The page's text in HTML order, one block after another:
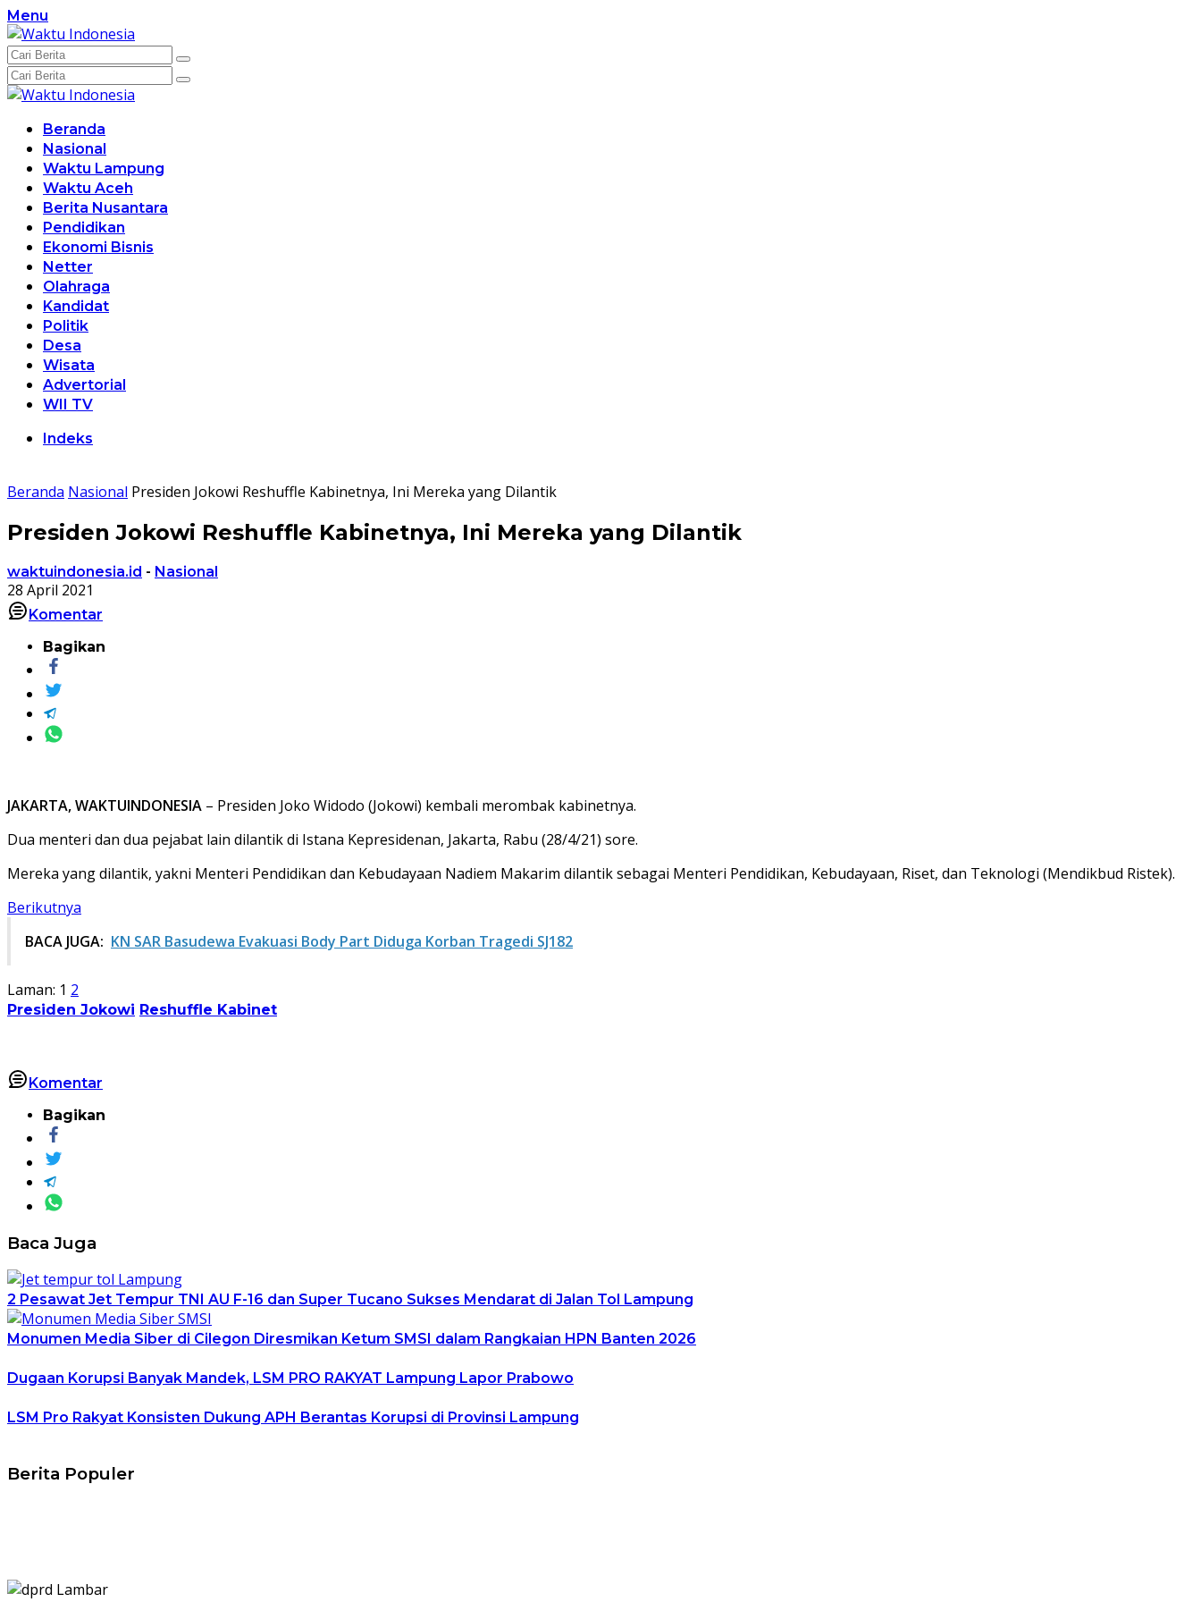
Langsung
ke
konten
Menu
Beranda
Nasional
Waktu Lampung
Waktu Aceh
Berita Nusantara
Pendidikan
Ekonomi Bisnis
Netter
Olahraga
Kandidat
Politik
Desa
Wisata
Advertorial
WII TV
Indeks
Beranda Nasional Presiden Jokowi Reshuffle Kabinetnya, Ini Mereka yang Dilantik
Presiden Jokowi Reshuffle Kabinetnya, Ini Mereka yang Dilantik
waktuindonesia.id - Nasional
28 April 2021
Komentar
Bagikan
JAKARTA, WAKTUINDONESIA – Presiden Joko Widodo (Jokowi) kembali merombak kabinetnya.
Dua menteri dan dua pejabat lain dilantik di Istana Kepresidenan, Jakarta, Rabu (28/4/21) sore.
Mereka yang dilantik, yakni Menteri Pendidikan dan Kebudayaan Nadiem Makarim dilantik sebagai Menteri Pendidikan, Kebudayaan, Riset, dan Teknologi (Mendikbud Ristek).
Berikutnya
BACA JUGA: KN SAR Basudewa Evakuasi Body Part Diduga Korban Tragedi SJ182
Laman: 1 2
Presiden Jokowi Reshuffle Kabinet
Komentar
Bagikan
Baca Juga
2 Pesawat Jet Tempur TNI AU F-16 dan Super Tucano Sukses Mendarat di Jalan Tol Lampung
Monumen Media Siber di Cilegon Diresmikan Ketum SMSI dalam Rangkaian HPN Banten 2026
Dugaan Korupsi Banyak Mandek, LSM PRO RAKYAT Lampung Lapor Prabowo
LSM Pro Rakyat Konsisten Dukung APH Berantas Korupsi di Provinsi Lampung
Berita Populer